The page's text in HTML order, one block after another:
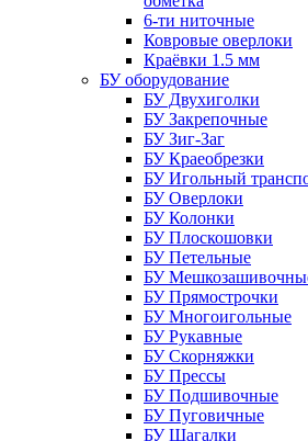
6-ти ниточные
Ковровые оверлоки
Краёвки 1.5 мм
БУ оборудование
БУ Двухиголки
БУ Закрепочные
БУ Зиг-Заг
БУ Краеобрезки
БУ Игольный
БУ Оверлоки
БУ Колонки
БУ Плоскошовки
БУ Петельные
БУ
БУ Прямострочки
БУ Многоигольные
БУ Рукавные
БУ Скорняжки
БУ Прессы
БУ Подшивочные
БУ Пуговичные
БУ Шагалки